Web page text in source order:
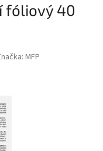
fóliový 40
MFP